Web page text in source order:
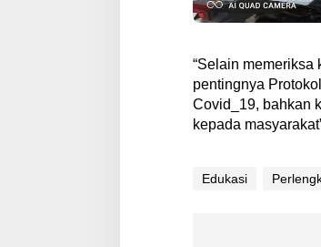
“Selain
pentingnya
Covid_19, bahkan
kepada
Edukasi